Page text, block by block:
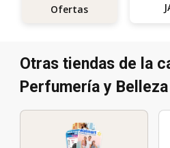
Ofertas
Otras tiendas de la
Perfumería y Belleza